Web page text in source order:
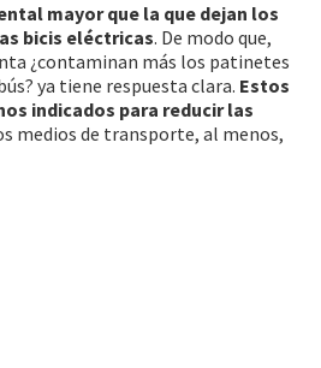
mayor que la que dejan los
bicis eléctricas. De modo que,
¿contaminan más los patinetes
ya tiene respuesta clara. Estos
indicados para reducir las
medios de transporte, al menos,